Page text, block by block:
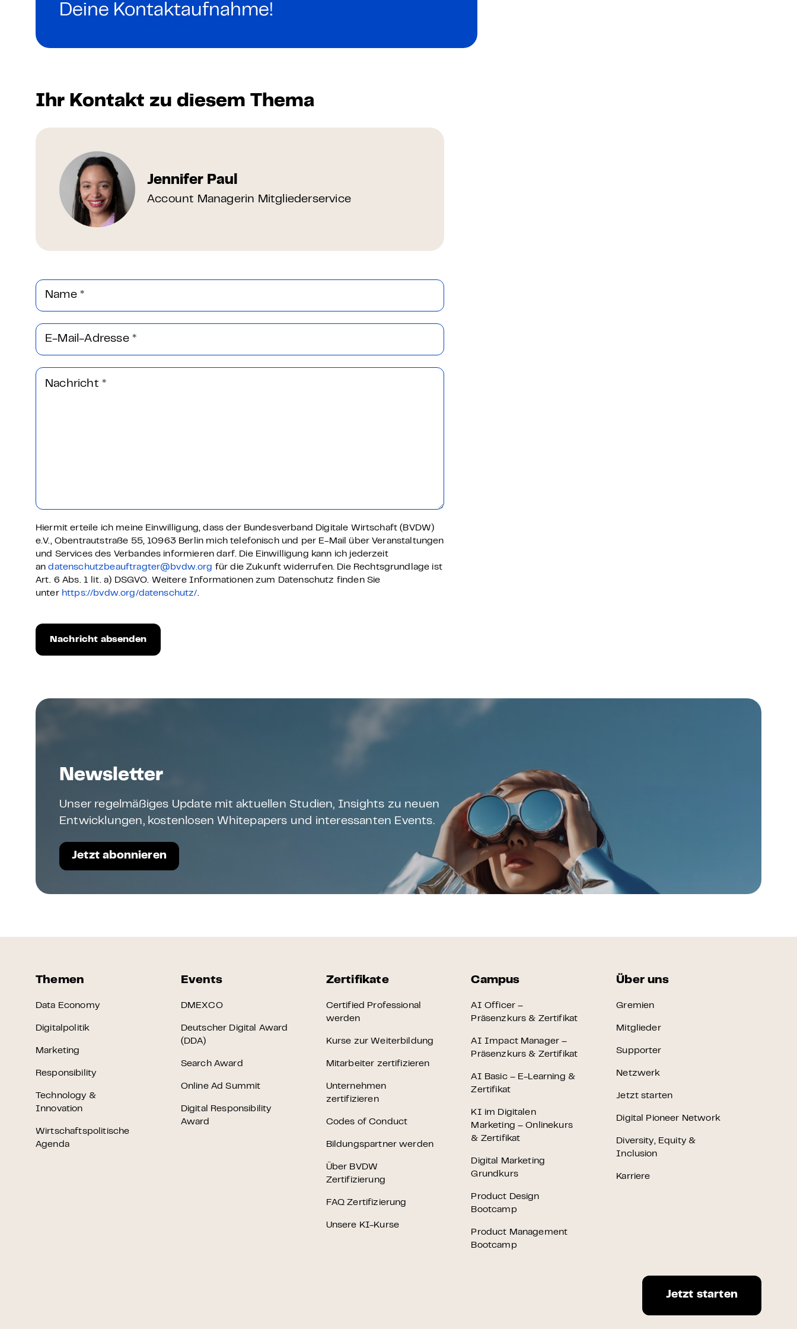
Weitere
Deine Kontaktaufnahme!
Ihr Kontakt zu diesem Thema
Jennifer Paul
Account Managerin Mitgliederservice
Name *
E-Mail-Adresse *
Nachricht *
Hiermit erteile ich meine Einwilligung, dass der Bundesverband Digitale Wirtschaft (BVDW)
e.V., Obentrautstraße 55, 10963 Berlin mich telefonisch und per E-Mail über Veranstaltungen
und Services des Verbandes informieren darf. Die Einwilligung kann ich jederzeit
andatenschutzbeauftragter@bvdw.org für die Zukunft widerrufen. Die Rechtsgrundlage ist
Art. 6 Abs. 1 lit. a) DSGVO. Weitere Informationen zum Datenschutz finden Sie
unter https://bvdw.org/datenschutz/.
Newsletter
Unser regelmäßiges Update mit aktuellen Studien, Insights zu neuen
Entwicklungen, kostenlosen Whitepapers und interessanten Events.
Jetzt abonnieren
Themen
Data Economy
Digitalpolitik
Marketing
Responsibility
Technology &
Innovation
Wirtschaftspolitische
Agenda
Events
DMEXCO
Deutscher Digital Award
(DDA)
Search Award
Online Ad Summit
Digital Responsibility
Award
Zertifikate
Certified Professional
werden
Kurse zur Weiterbildung
Mitarbeiter zertifizieren
Unternehmen
zertifizieren
Codes of Conduct
Bildungspartner werden
Über BVDW
Zertifizierung
FAQ Zertifizierung
Unsere KI-Kurse
Campus
AI Officer –
Präsenzkurs & Zertifikat
AI Impact Manager –
Präsenzkurs & Zertifikat
AI Basic – E-Learning &
Zertifikat
KI im Digitalen
Marketing – Onlinekurs
& Zertifikat
Digital Marketing
Grundkurs
Product Design
Bootcamp
Product Management
Bootcamp
Über uns
Gremien
Mitglieder
Supporter
Netzwerk
Jetzt starten
Digital Pioneer Network
Diversity, Equity &
Inclusion
Karriere
Jetzt starten